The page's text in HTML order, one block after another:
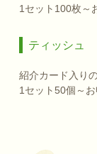
1セット100枚～
ティッシュ
紹介カード入り
1セット50個～お